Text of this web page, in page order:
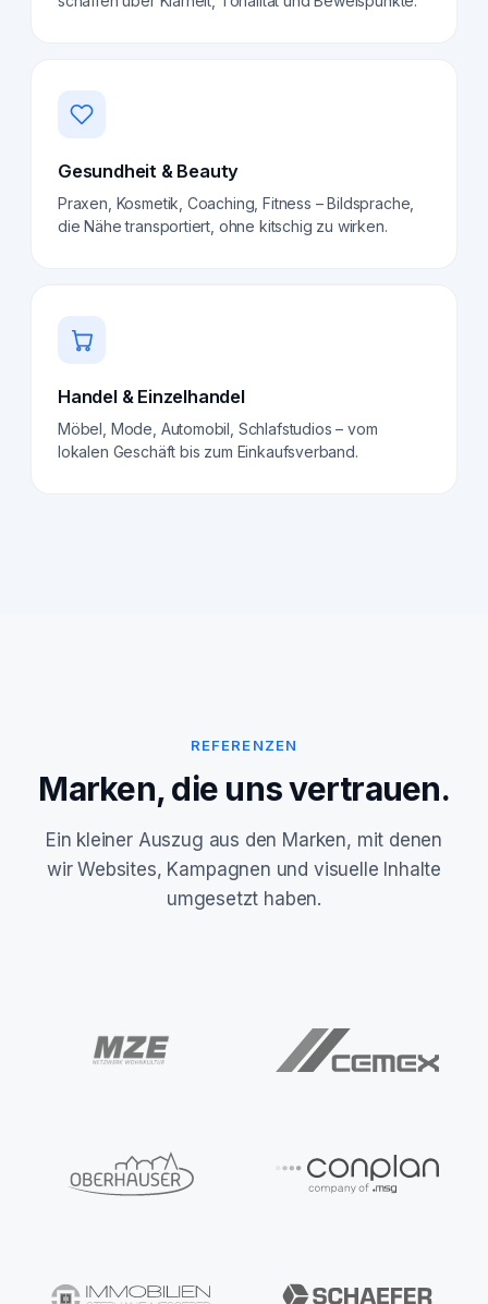
Gesundheit & Beauty
Praxen, Kosmetik, Coaching, Fitness – Bildsprache,
die Nähe transportiert, ohne kitschig zu wirken.
Handel & Einzelhandel
Möbel, Mode, Automobil, Schlafstudios – vom
lokalen Geschäft bis zum Einkaufsverband.
REFERENZEN
Marken, die uns vertrauen.
Ein kleiner Auszug aus den Marken, mit denen
wir Websites, Kampagnen und visuelle Inhalte
umgesetzt haben.